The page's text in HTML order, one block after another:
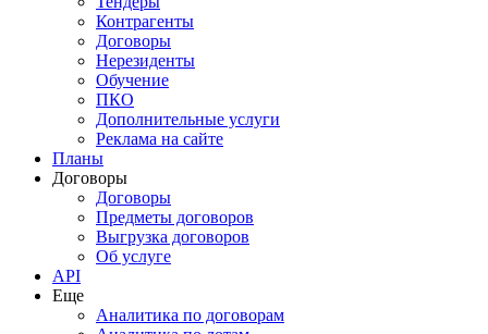
Контрагенты
Договоры
Нерезиденты
Обучение
ПКО
Дополнительные услуги
Реклама на сайте
Планы
Договоры
Договоры
Предметы договоров
Выгрузка договоров
Об услуге
API
Еще
Аналитика по договорам